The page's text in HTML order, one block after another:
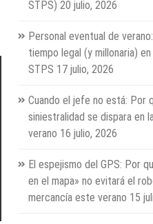
STPS) 20 julio, 2026
Personal eventual de
tiempo legal (y millonaria)
STPS 17 julio, 2026
Cuando el jefe no está: Por
siniestralidad se dispara en
verano 16 julio, 2026
El espejismo del GPS: Por
en el mapa» no evitará el
mercancía este verano 15